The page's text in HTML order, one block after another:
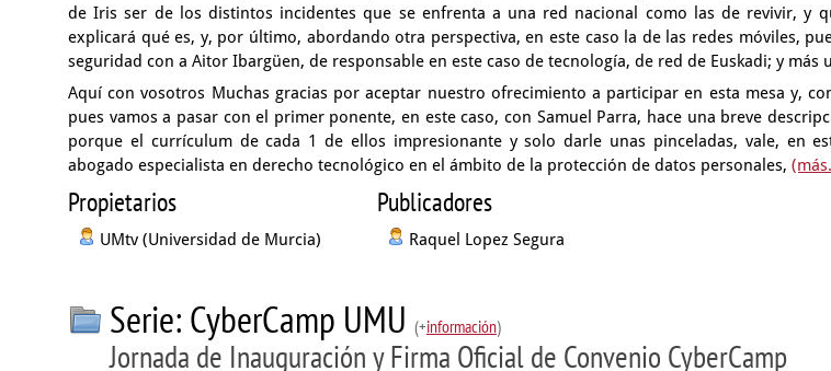
de Irisser de los distintos incidentesque se enfrenta a una red nacional como las de revivir,y
explicará qué es, y, por último, abordando otra perspectiva,en este caso la de las redes móviles,
seguridad con a Aitor Ibargüen, de responsable en este caso de tecnología, de red de Euskadi; y más
Aquí con vosotros Muchas gracias por aceptar nuestro ofrecimiento a participar en esta mesa y,
pues vamos a pasar con el primer ponente,en este caso, con Samuel Parra, hace una breve
porque el currículum de cada 1 de ellos impresionante y solodarle unas pinceladas, vale, en
abogado especialista en derecho tecnológico en el ámbito de la protección de datos personales,
Propietarios
UMtv (Universidad de Murcia)
Publicadores
Raquel Lopez Segura
Serie: CyberCamp UMU (+información)
Jornada de Inauguración y Firma Oficial de Convenio CyberCamp